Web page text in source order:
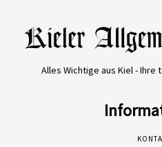
Alles Wichtige aus Kiel - Ihre